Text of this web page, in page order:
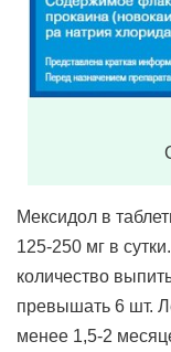
Мексидол в
125-250 мг в
количество
превышать 6 шт.
менее 1,5-2